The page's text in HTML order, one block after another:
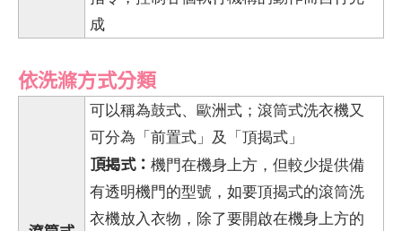
成
依洗滌方式分類
可以稱為鼓式、歐洲式；滾筒式洗衣機又
可分為「前置式」及「頂揭式」
頂揭式： 機門在機身上方，但較少提供備
有透明機門的型號，如要頂揭式的滾筒洗
衣機放入衣物，除了要開啟在機身上方的